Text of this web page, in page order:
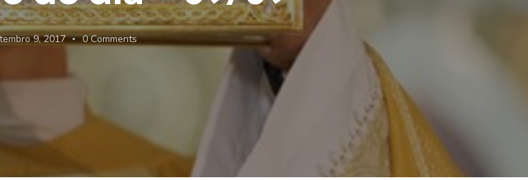
9, 2017 0 Comments